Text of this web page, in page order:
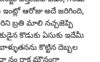
ఇంట్లో ఆరోజు అదే జరిగింది,
బ్రతి మాలి నచ్చజెప్పి
కొడుకు ఏసుకు ఇదేమీ
కొట్టిన దెబ్బల
నం రాక మౌనంగా